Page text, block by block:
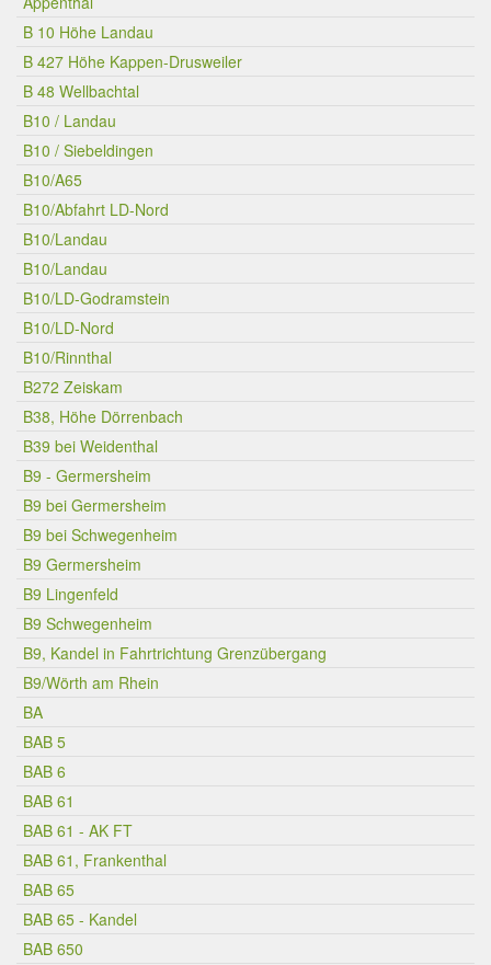
B 10 Höhe Landau
B 427 Höhe Kappen-Drusweiler
B 48 Wellbachtal
B10 / Landau
B10 / Siebeldingen
B10/A65
B10/Abfahrt LD-Nord
B10/Landau
B10/Landau
B10/LD-Godramstein
B10/LD-Nord
B10/Rinnthal
B272 Zeiskam
B38, Höhe Dörrenbach
B39 bei Weidenthal
B9 - Germersheim
B9 bei Germersheim
B9 bei Schwegenheim
B9 Germersheim
B9 Lingenfeld
B9 Schwegenheim
B9, Kandel in Fahrtrichtung Grenzübergang
B9/Wörth am Rhein
BA
BAB 5
BAB 6
BAB 61
BAB 61 - AK FT
BAB 61, Frankenthal
BAB 65
BAB 65 - Kandel
BAB 650